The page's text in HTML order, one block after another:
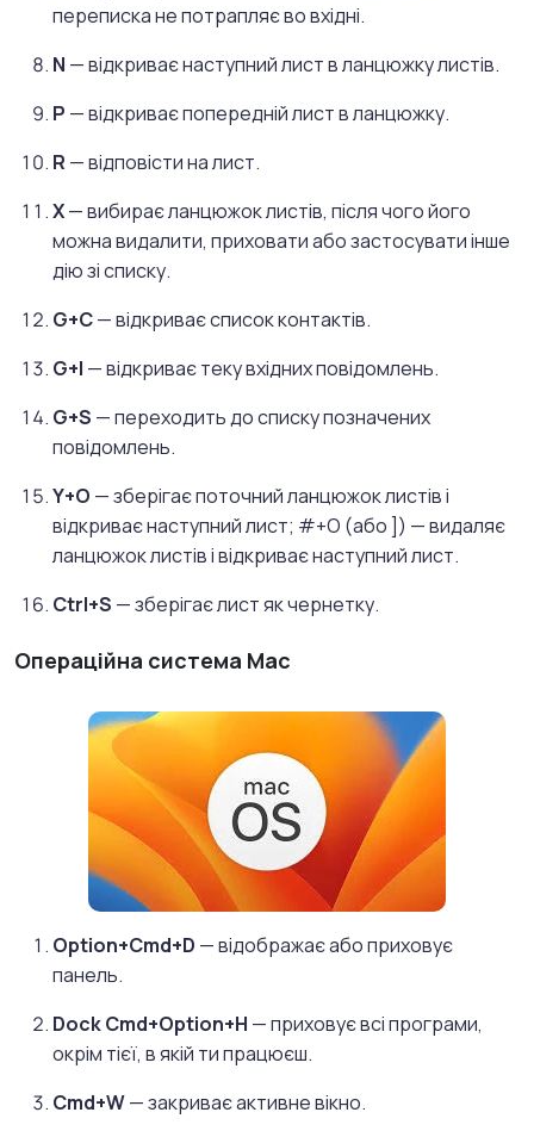
переписка не потрапляє во вхідні.
N — відкриває наступний лист в ланцюжку листів.
P — відкриває попередній лист в ланцюжку.
R — відповісти на лист.
X— вибирає ланцюжок листів, після чого його
можна видалити, приховати або застосувати інше
дію зі списку.
G+C— відкриває список контактів.
G+I — відкриває теку вхідних повідомлень.
G+S — переходить до списку позначених
повідомлень.
Y+O — зберігає поточний ланцюжок листів і
відкриває наступний лист; #+O (або ]) — видаляє
ланцюжок листів і відкриває наступний лист.
Ctrl+S — зберігає лист як чернетку.
Операційна система Mac
Option+Cmd+D — відображає або приховує
панель.
Dock Cmd+Option+H — приховує всі програми,
окрім тієї, в якій ти працюєш.
Cmd+W— закриває активне вікно.